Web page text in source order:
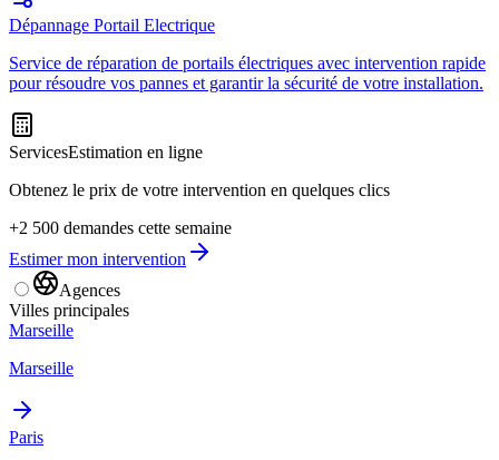
Dépannage Portail Electrique
Service de réparation de portails électriques avec intervention rapide
pour résoudre vos pannes et garantir la sécurité de votre installation.
ServicesEstimation en ligne
Obtenez le prix de votre intervention en quelques clics
+2 500 demandes cette semaine
Estimer mon intervention
Agences
Villes principales
Marseille
Marseille
Paris